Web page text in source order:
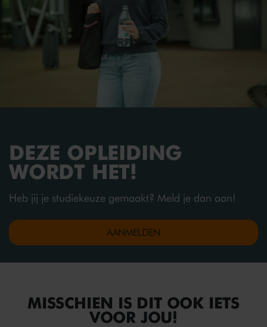
verantwoordelijk. Kijk opstagemarkt.nl
voor een
overzicht van erkende leerbedrijven en vacatures.
aantal zaken toe en verwijzen studenten naar
belangrijke sites van andere instanties.
Laptop
voor de specificaties
DEZE OPLEIDING
WORDT HET!
Heb jij je studiekeuze gemaakt? Meld je dan aan!
AANMELDEN
MISSCHIEN IS DIT OOK IETS
VOOR JOU!